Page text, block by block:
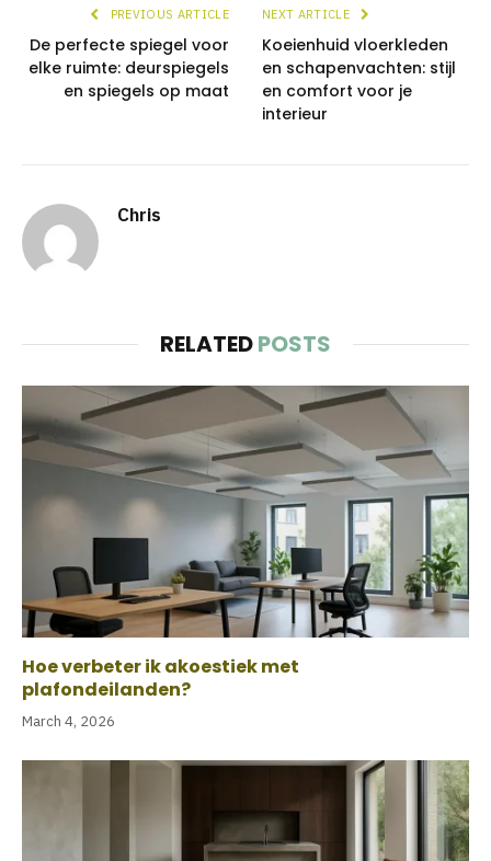
PREVIOUS ARTICLE
De perfecte spiegel voor
elke ruimte: deurspiegels
en spiegels op maat
NEXT ARTICLE
Koeienhuid vloerkleden
en schapenvachten: stijl
en comfort voor je
interieur
Chris
RELATEDPOSTS
Hoe verbeter ik akoestiek met
plafondeilanden?
March 4, 2026